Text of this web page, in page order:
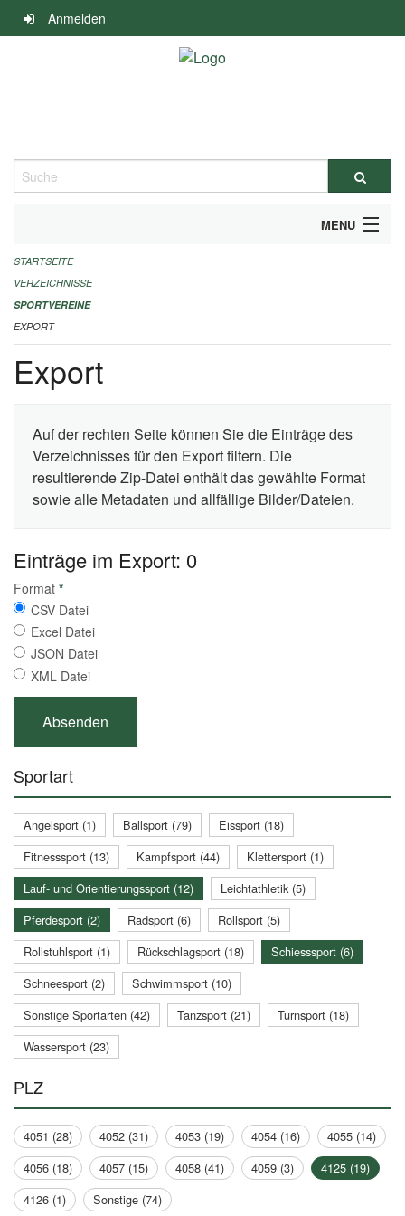
Navigation
überspringen
Anmelden
Suche
MENU
ALLGEMEINE INFORMATIONEN
FINANZIELLE UNTERSTÜTZUNG BENÖTIGT?
KONTAKT
STARTSEITE
VERZEICHNISSE
SPORTVEREINE
EXPORT
Export
Auf der rechten Seite können Sie die Einträge des
Verzeichnisses für den Export filtern. Die
resultierende Zip-Datei enthält das gewählte Format
sowie alle Metadaten und allfällige Bilder/Dateien.
Einträge im Export: 0
Format *
CSV Datei
Excel Datei
JSON Datei
XML Datei
Sportart
Angelsport (1) Ballsport (79)
Eissport (18)
Fitnesssport (13)
Kampfsport (44)
Klettersport (1)
Lauf- und Orientierungssport (12)
Leichtathletik (5)
Pferdesport (2)
Radsport (6)
Rollsport (5)
Rollstuhlsport (1)
Rückschlagsport (18)
Schiesssport (6)
Schneesport (2)
Schwimmsport (10)
Sonstige Sportarten (42)
Tanzsport (21)
Turnsport (18)
Wassersport (23)
PLZ
4051 (28) 4052 (31) 4053 (19) 4054 (16)
4055 (14)
4056 (18)
4057 (15) 4058 (41) 4059 (3)
4125 (19)
4126 (1)
Sonstige (74)